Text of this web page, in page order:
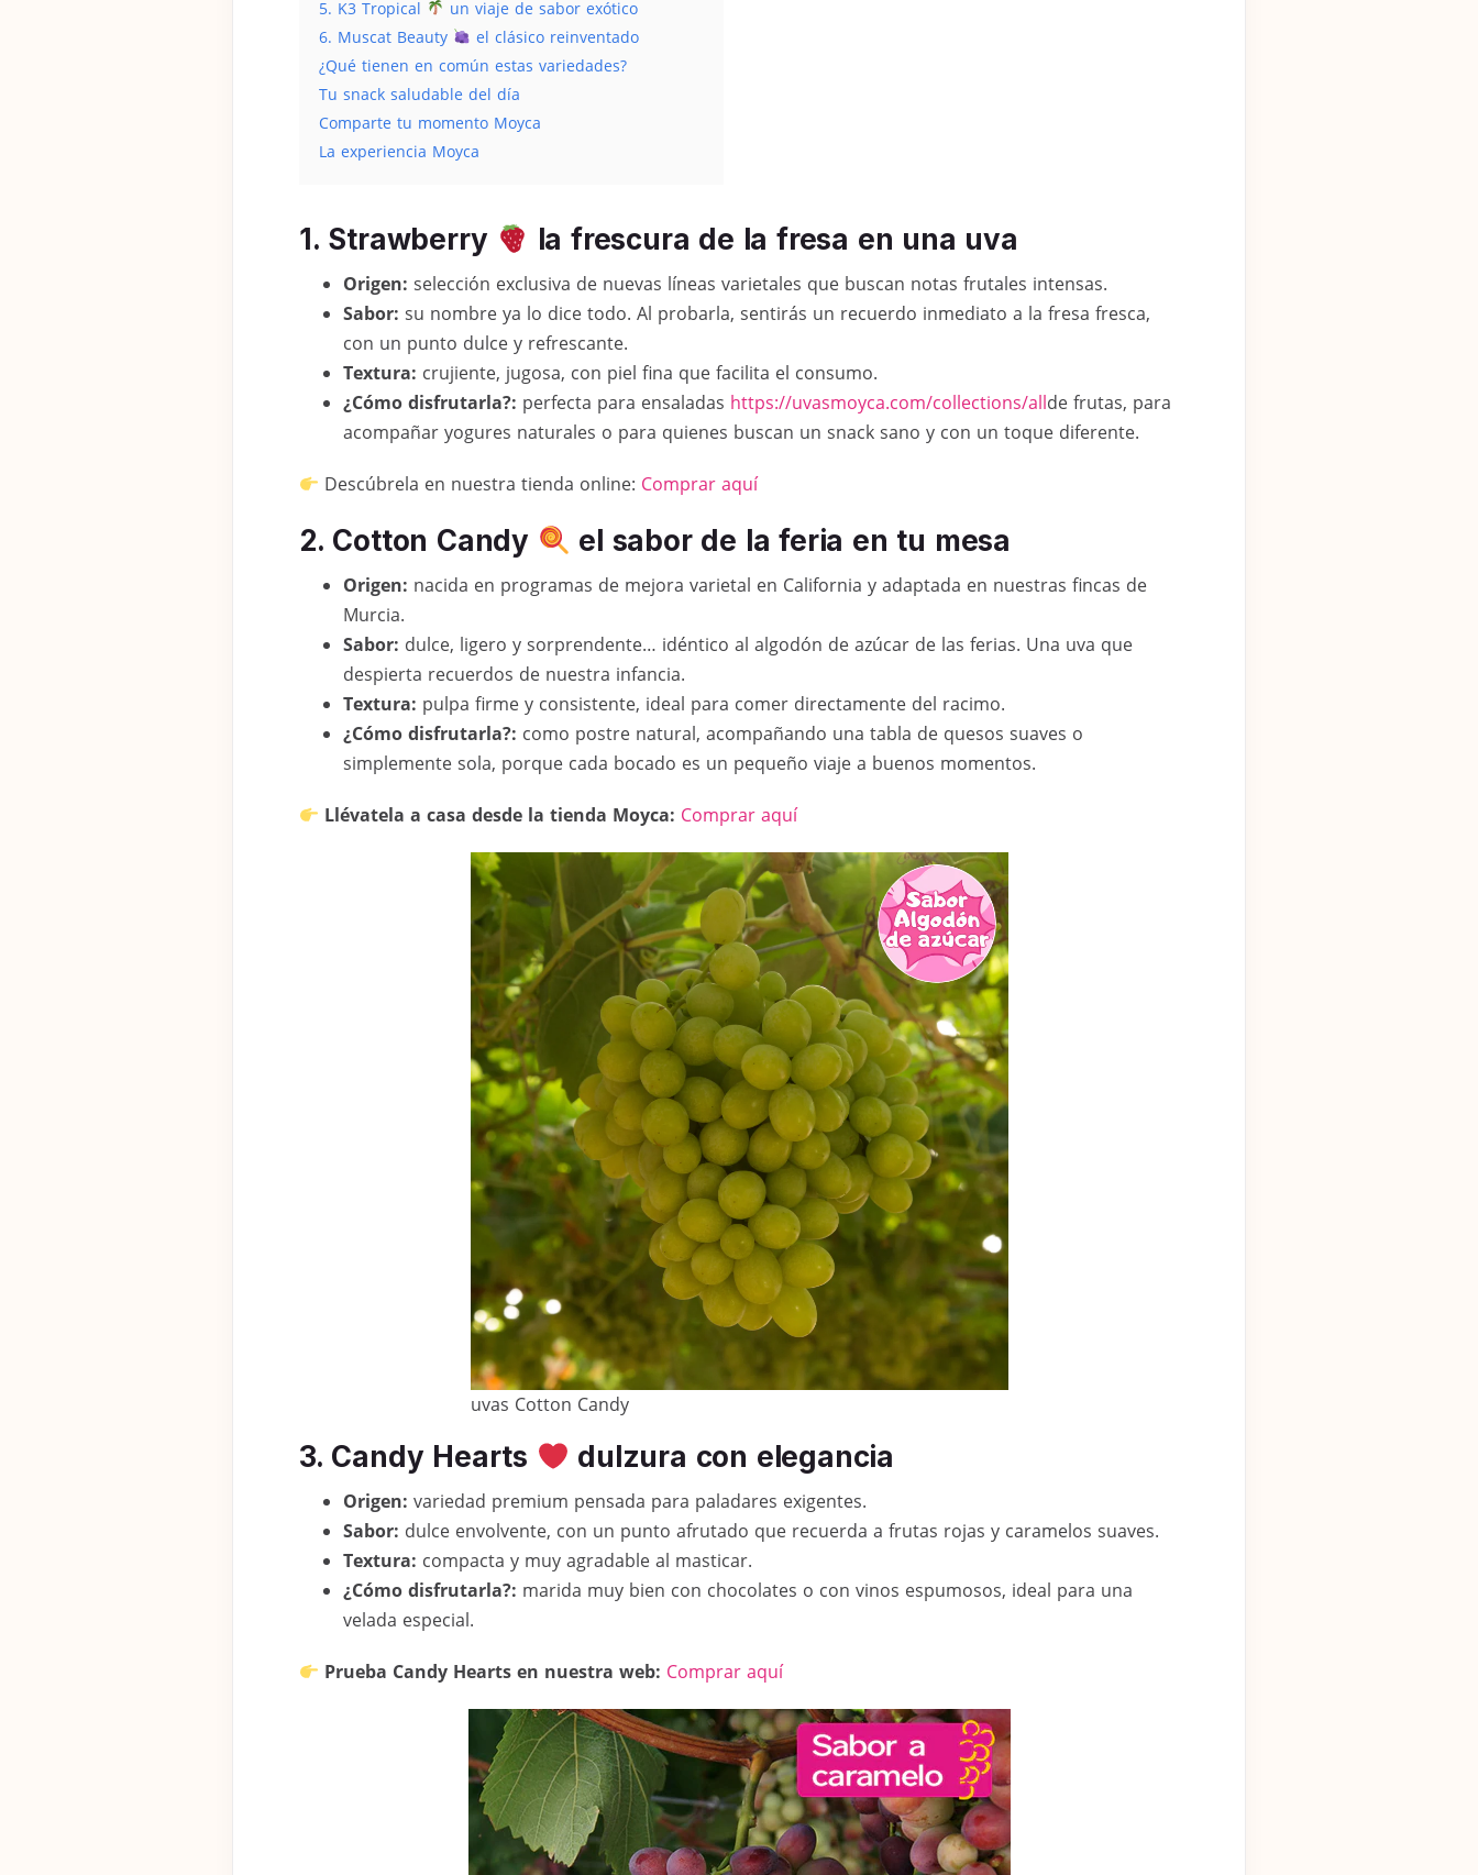
5. K3 Tropical
un viaje de sabor exótico
6. Muscat Beauty
el clásico reinventado
¿Qué tienen en común estas variedades?
Tu snack saludable del día
Comparte tu momento Moyca
La experiencia Moyca
1. Strawberry la frescura de la fresa en una uva
Origen: selección exclusiva de nuevas líneas varietales que buscan notas frutales intensas.
Sabor: su nombre ya lo dice todo. Al probarla, sentirás un recuerdo inmediato a la fresa fresca,
con un punto dulce y refrescante.
Textura: crujiente, jugosa, con piel fina que facilita el consumo.
¿Cómo disfrutarla?: perfecta para ensaladas https://uvasmoyca.com/collections/allde frutas, para
acompañar yogures naturales o para quienes buscan un snack sano y con un toque diferente.
Descúbrela en nuestra tienda online: Comprar aquí
2. Cotton Candy el sabor de la feria en tu mesa
Origen: nacida en programas de mejora varietal en California y adaptada en nuestras fincas de
Murcia.
Sabor: dulce, ligero y sorprendente… idéntico al algodón de azúcar de las ferias. Una uva que
despierta recuerdos de nuestra infancia.
Textura: pulpa firme y consistente, ideal para comer directamente del racimo.
¿Cómo disfrutarla?: como postre natural, acompañando una tabla de quesos suaves o
simplemente sola, porque cada bocado es un pequeño viaje a buenos momentos.
Llévatela a casa desde la tienda Moyca: Comprar aquí
uvas Cotton Candy
3. Candy Hearts dulzura con elegancia
Origen: variedad premium pensada para paladares exigentes.
Sabor: dulce envolvente, con un punto afrutado que recuerda a frutas rojas y caramelos suaves.
Textura: compacta y muy agradable al masticar.
¿Cómo disfrutarla?: marida muy bien con chocolates o con vinos espumosos, ideal para una
velada especial.
Prueba Candy Hearts en nuestra web: Comprar aquí